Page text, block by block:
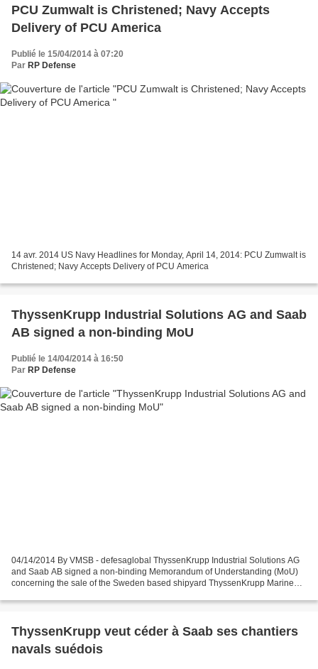
PCU Zumwalt is Christened; Navy Accepts
Delivery of PCU America
Publié le 15/04/2014 à 07:20
Par RP Defense
14 avr. 2014 US Navy Headlines for Monday, April 14, 2014: PCU Zumwalt is
Christened; Navy Accepts Delivery of PCU America
ThyssenKrupp Industrial Solutions AG and Saab
AB signed a non-binding MoU
Publié le 14/04/2014 à 16:50
Par RP Defense
04/14/2014 By VMSB - defesaglobal ThyssenKrupp Industrial Solutions AG
and Saab AB signed a non-binding Memorandum of Understanding (MoU)
concerning the sale of the Sweden based shipyard ThyssenKrupp Marine
ThyssenKrupp veut céder à Saab ses chantiers
navals suédois